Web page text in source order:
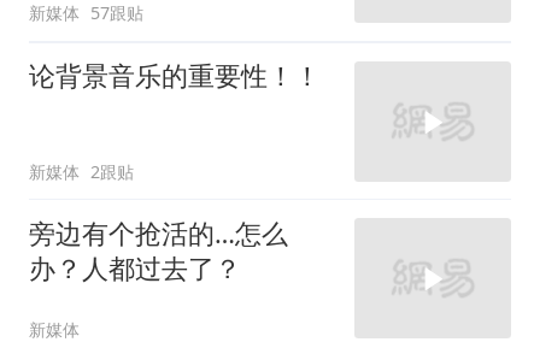
新媒体 57跟贴
论背景音乐的重要性！！
新媒体 2跟贴
旁边有个抢活的…怎么
办？人都过去了？
新媒体